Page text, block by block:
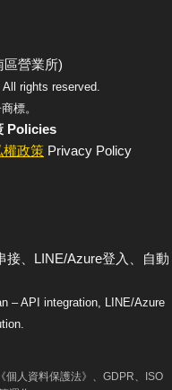
區營業所)
rights reserved.
標。
Policies
權政策 Privacy Policy
接、LINE/Azure登入、自動
– API integration, LINE/Azure
個人資料保護法》、GDPR、ISO